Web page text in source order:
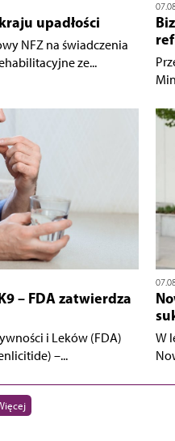
upadłości
NFZ na świadczenia
ze...
– FDA zatwierdza
i Leków (FDA)
–...
W